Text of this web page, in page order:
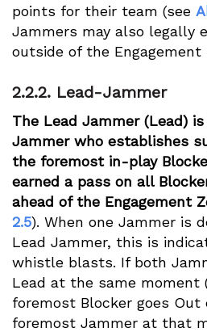
points for their team (see
Jammers may also legally
outside of the Engagement
2.2.2. Lead-Jammer
The Lead Jammer (Lead)
Jammer who establishes
the foremost in-play
earned a pass on all
ahead of the Engagement
2.5). When one Jammer is
Lead Jammer, this is
whistle blasts. If both
Lead at the same moment
foremost Blocker goes Out
foremost Jammer at that